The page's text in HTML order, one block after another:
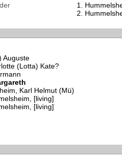
Auguste
(Lotta) Kate?
Karl Helmut (Mü)
[living]
[living]